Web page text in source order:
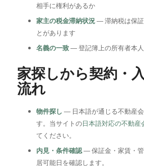
相手に権利があるか
家主の税金滞納状況― 滞納税は保証
とがあります
名義の一致― 登記簿上の所有者本
家探しから契約・
流れ
物件探し ― 日本語が通じる不動産
す。当サイトの日本語対応の不動産
てください。
内見・条件確認― 保証金・家賃・
居可能日を確認します。